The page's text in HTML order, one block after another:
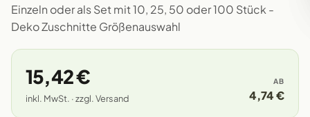
Einzeln oder als Set mit 10, 25, 50 oder 100 Stück -
Deko Zuschnitte Größenauswahl
15,42 €
inkl. MwSt. · zzgl. Versand
AB
4,74 €